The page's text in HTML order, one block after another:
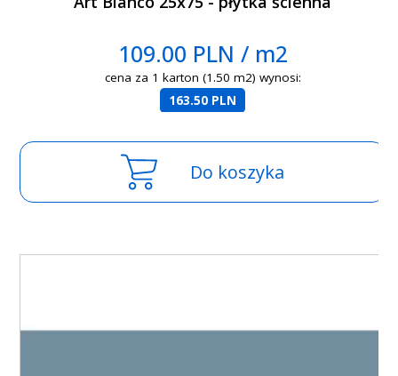
109.00 PLN / m2
cena za 1 karton (1.50 m2) wynosi:
163.50 PLN
Do koszyka